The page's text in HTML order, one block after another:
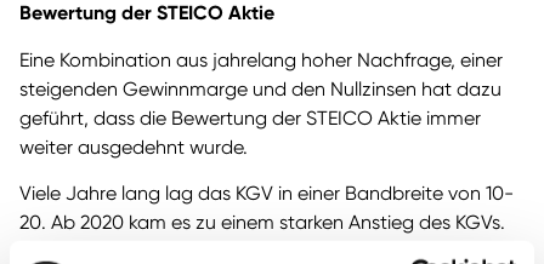
Bewertung der STEICO Aktie
Eine Kombination aus jahrelang hoher Nachfrage, einer
steigenden Gewinnmarge und den Nullzinsen hat dazu
geführt, dass die Bewertung der STEICO Aktie immer
weiter ausgedehnt wurde.
Viele Jahre lang lag das KGV in einer Bandbreite von 10-
20. Ab 2020 kam es zu einem starken Anstieg des KGVs.